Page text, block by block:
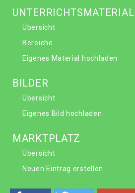
UNTERRICHTSMATERIAL
Übersicht
Bereiche
Eigenes Material hochladen
BILDER
Übersicht
Eigenes Bild hochladen
MARKTPLATZ
Übersicht
Neuen Eintrag erstellen